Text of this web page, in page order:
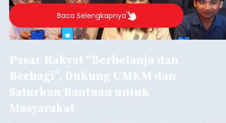
Baca Selengkapnya
Pasar Rakyat “Berbelanja dan
Berbagi”, Dukung UMKM dan
Salurkan Bantuan untuk
Masyarakat